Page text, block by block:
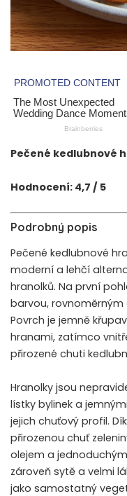
Pečené kedlubnové
Hodnocení: 4,7 / 5
Podrobný popis
Pečené kedlubnové
moderní a lehčí
hranolků. Na první
barvou,
Povrch je jemně
hranami, zatímco
přirozené chuti
Hranolky jsou
lístky bylinek a
jejich chuťový profil.
přirozenou chuť
olejem a
zároveň sytě a velmi
jako samostatný